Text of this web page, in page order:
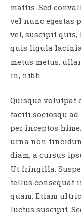
mattis. Sed
vel nunc egestas
vel, suscipit quis,
quis ligula
metus metus,
in, nibh.
Quisque volutpat
taciti sociosqu
per inceptos
urna non
diam, a cursus
Ut fringilla.
tellus consequat
quam. Etiam
luctus suscipit.